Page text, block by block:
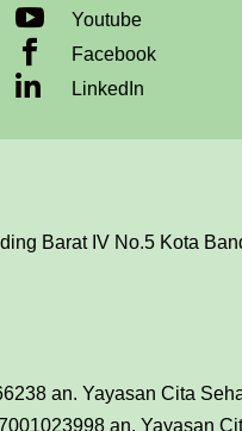
 Youtube
 Facebook
 LinkedIn
Barat IV No.5 Kota
an. Yayasan Cita
an. Yayasan